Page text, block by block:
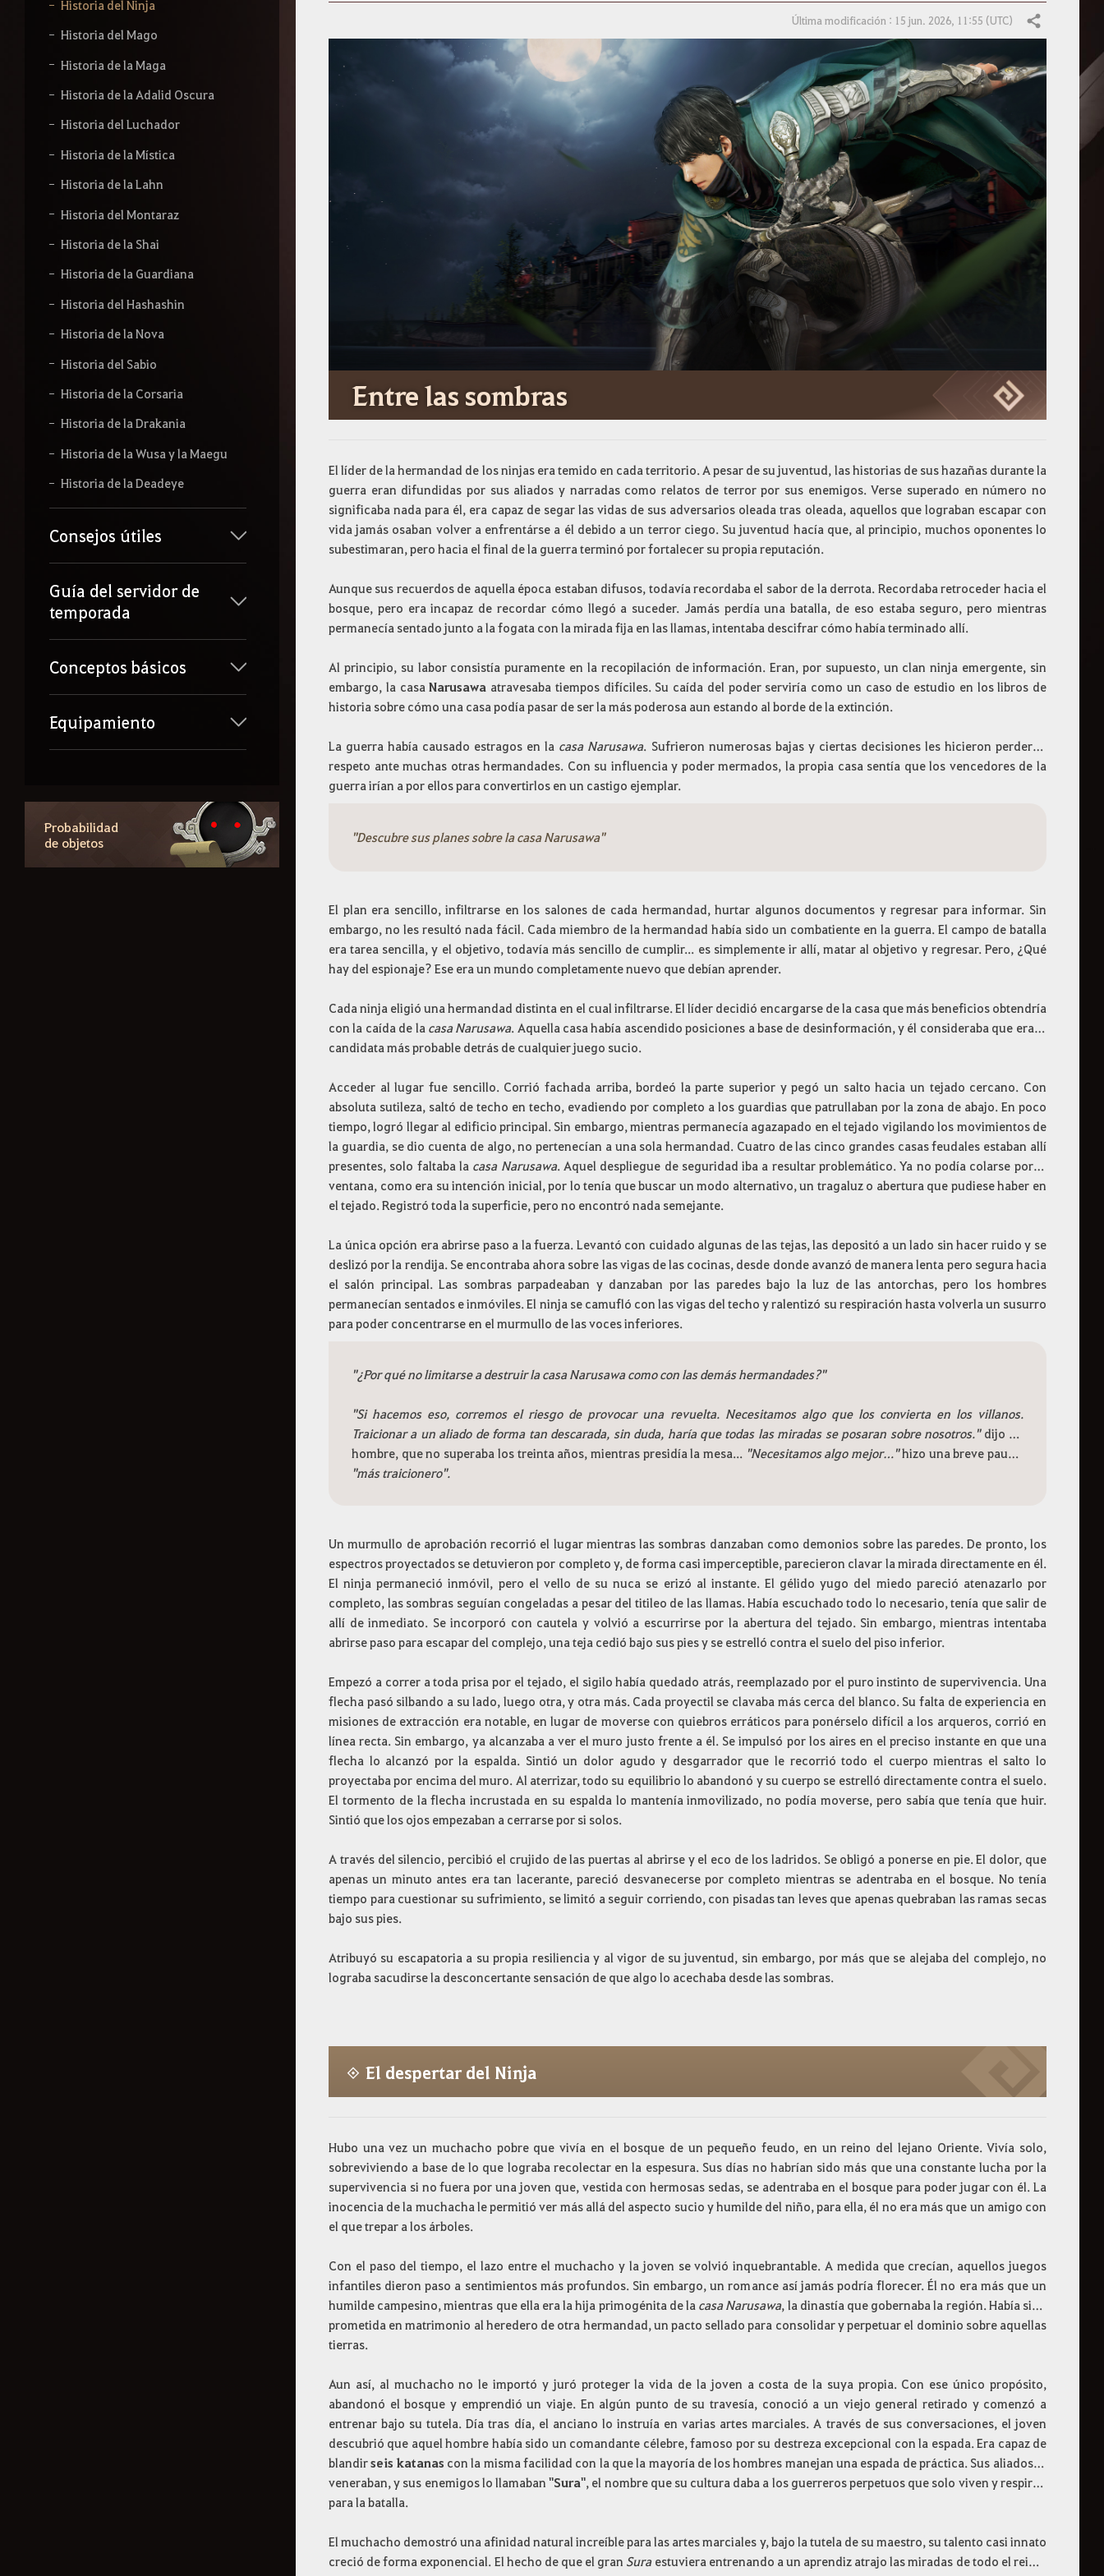
Historia del Ninja
Historia del Mago
Historia de la Maga
Historia de la Adalid Oscura
Historia del Luchador
Historia de la Mística
Historia de la Lahn
Historia del Montaraz
Historia de la Shai
Historia de la Guardiana
Historia del Hashashin
Historia de la Nova
Historia del Sabio
Historia de la Corsaria
Historia de la Drakania
Historia de la Wusa y la Maegu
Historia de la Deadeye
Consejos útiles
Guía del servidor de
temporada
Conceptos básicos
Equipamiento
juego
Comunidad
Probabilidad
de objetos
Última modificación : 15 jun. 2026, 11:55 (UTC) Compartir
Entre las sombras
El líder de la hermandad de los ninjas era temido en cada territorio. A pesar de su juventud, las historias de sus hazañas durante la
guerra eran difundidas por sus aliados y narradas como relatos de terror por sus enemigos. Verse superado en número no
significaba nada para él, era capaz de segar las vidas de sus adversarios oleada tras oleada, aquellos que lograban escapar con
vida jamás osaban volver a enfrentárse a él debido a un terror ciego. Su juventud hacía que, al principio, muchos oponentes lo
subestimaran, pero hacia el final de la guerra terminó por fortalecer su propia reputación.
Aunque sus recuerdos de aquella época estaban difusos, todavía recordaba el sabor de la derrota. Recordaba retroceder hacia el
bosque, pero era incapaz de recordar cómo llegó a suceder. Jamás perdía una batalla, de eso estaba seguro, pero mientras
permanecía sentado junto a la fogata con la mirada fija en las llamas, intentaba descifrar cómo había terminado allí.
Al principio, su labor consistía puramente en la recopilación de información. Eran, por supuesto, un clan ninja emergente, sin
embargo, la casaNarusawa atravesaba tiempos difíciles. Su caída del poder serviría como un caso de estudio en los libros de
historia sobre cómo una casa podía pasar de ser la más poderosa aun estando al borde de la extinción.
La guerra había causado estragos en la casa Narusawa. Sufrieron numerosas bajas y ciertas decisiones les hicieron perder el
respeto ante muchas otras hermandades. Con su influencia y poder mermados, la propia casa sentía que los vencedores de la
guerra irían a por ellos para convertirlos en un castigo ejemplar.
"Descubre sus planes sobre la casa Narusawa"
El plan era sencillo, infiltrarse en los salones de cada hermandad, hurtar algunos documentos y regresar para informar. Sin
embargo, no les resultó nada fácil. Cada miembro de la hermandad había sido un combatiente en la guerra. El campo de batalla
era tarea sencilla, y el objetivo, todavía más sencillo de cumplir... es simplemente ir allí, matar al objetivo y regresar. Pero, ¿Qué
hay del espionaje? Ese era un mundo completamente nuevo que debían aprender.
Cada ninja eligió una hermandad distinta en el cual infiltrarse. El líder decidió encargarse de la casa que más beneficios obtendría
con la caída de la casa Narusawa. Aquella casa había ascendido posiciones a base de desinformación, y él consideraba que era la
candidata más probable detrás de cualquier juego sucio.
Acceder al lugar fue sencillo. Corrió fachada arriba, bordeó la parte superior y pegó un salto hacia un tejado cercano. Con
absoluta sutileza, saltó de techo en techo, evadiendo por completo a los guardias que patrullaban por la zona de abajo. En poco
tiempo, logró llegar al edificio principal. Sin embargo, mientras permanecía agazapado en el tejado vigilando los movimientos de
la guardia, se dio cuenta de algo, no pertenecían a una sola hermandad. Cuatro de las cinco grandes casas feudales estaban allí
presentes, solo faltaba la casa Narusawa. Aquel despliegue de seguridad iba a resultar problemático. Ya no podía colarse por la
ventana, como era su intención inicial, por lo tenía que buscar un modo alternativo, un tragaluz o abertura que pudiese haber en
el tejado. Registró toda la superficie, pero no encontró nada semejante.
La única opción era abrirse paso a la fuerza. Levantó con cuidado algunas de las tejas, las depositó a un lado sin hacer ruido y se
deslizó por la rendija. Se encontraba ahora sobre las vigas de las cocinas, desde donde avanzó de manera lenta pero segura hacia
el salón principal. Las sombras parpadeaban y danzaban por las paredes bajo la luz de las antorchas, pero los hombres
permanecían sentados e inmóviles. El ninja se camufló con las vigas del techo y ralentizó su respiración hasta volverla un susurro
para poder concentrarse en el murmullo de las voces inferiores.
"¿Por qué no limitarse a destruir la casa Narusawa como con las demás hermandades?"
"Si hacemos eso, corremos el riesgo de provocar una revuelta. Necesitamos algo que los convierta en los villanos.
Traicionar a un aliado de forma tan descarada, sin duda, haría que todas las miradas se posaran sobre nosotros."dijo un
hombre, que no superaba los treinta años, mientras presidía la mesa... "Necesitamos algo mejor…"hizo una breve pausa,
"más traicionero".
Un murmullo de aprobación recorrió el lugar mientras las sombras danzaban como demonios sobre las paredes. De pronto, los
espectros proyectados se detuvieron por completo y, de forma casi imperceptible, parecieron clavar la mirada directamente en él.
El ninja permaneció inmóvil, pero el vello de su nuca se erizó al instante. El gélido yugo del miedo pareció atenazarlo por
completo, las sombras seguían congeladas a pesar del titileo de las llamas. Había escuchado todo lo necesario, tenía que salir de
allí de inmediato. Se incorporó con cautela y volvió a escurrirse por la abertura del tejado. Sin embargo, mientras intentaba
abrirse paso para escapar del complejo, una teja cedió bajo sus pies y se estrelló contra el suelo del piso inferior.
Empezó a correr a toda prisa por el tejado, el sigilo había quedado atrás, reemplazado por el puro instinto de supervivencia. Una
flecha pasó silbando a su lado, luego otra, y otra más. Cada proyectil se clavaba más cerca del blanco. Su falta de experiencia en
misiones de extracción era notable, en lugar de moverse con quiebros erráticos para ponérselo difícil a los arqueros, corrió en
línea recta. Sin embargo, ya alcanzaba a ver el muro justo frente a él. Se impulsó por los aires en el preciso instante en que una
flecha lo alcanzó por la espalda. Sintió un dolor agudo y desgarrador que le recorrió todo el cuerpo mientras el salto lo
proyectaba por encima del muro. Al aterrizar, todo su equilibrio lo abandonó y su cuerpo se estrelló directamente contra el suelo.
El tormento de la flecha incrustada en su espalda lo mantenía inmovilizado, no podía moverse, pero sabía que tenía que huir.
Sintió que los ojos empezaban a cerrarse por si solos.
A través del silencio, percibió el crujido de las puertas al abrirse y el eco de los ladridos. Se obligó a ponerse en pie. El dolor, que
apenas un minuto antes era tan lacerante, pareció desvanecerse por completo mientras se adentraba en el bosque. No tenía
tiempo para cuestionar su sufrimiento, se limitó a seguir corriendo, con pisadas tan leves que apenas quebraban las ramas secas
bajo sus pies.
Atribuyó su escapatoria a su propia resiliencia y al vigor de su juventud, sin embargo, por más que se alejaba del complejo, no
lograba sacudirse la desconcertante sensación de que algo lo acechaba desde las sombras.
◈ El despertar del Ninja
Hubo una vez un muchacho pobre que vivía en el bosque de un pequeño feudo, en un reino del lejano Oriente. Vivía solo,
sobreviviendo a base de lo que lograba recolectar en la espesura. Sus días no habrían sido más que una constante lucha por la
supervivencia si no fuera por una joven que, vestida con hermosas sedas, se adentraba en el bosque para poder jugar con él. La
inocencia de la muchacha le permitió ver más allá del aspecto sucio y humilde del niño, para ella, él no era más que un amigo con
el que trepar a los árboles.
Con el paso del tiempo, el lazo entre el muchacho y la joven se volvió inquebrantable. A medida que crecían, aquellos juegos
infantiles dieron paso a sentimientos más profundos. Sin embargo, un romance así jamás podría florecer. Él no era más que un
humilde campesino, mientras que ella era la hija primogénita de la casa Narusawa, la dinastía que gobernaba la región. Había sido
prometida en matrimonio al heredero de otra hermandad, un pacto sellado para consolidar y perpetuar el dominio sobre aquellas
tierras.
Aun así, al muchacho no le importó y juró proteger la vida de la joven a costa de la suya propia. Con ese único propósito,
abandonó el bosque y emprendió un viaje. En algún punto de su travesía, conoció a un viejo general retirado y comenzó a
entrenar bajo su tutela. Día tras día, el anciano lo instruía en varias artes marciales. A través de sus conversaciones, el joven
descubrió que aquel hombre había sido un comandante célebre, famoso por su destreza excepcional con la espada. Era capaz de
blandirseis katanas con la misma facilidad con la que la mayoría de los hombres manejan una espada de práctica. Sus aliados lo
veneraban, y sus enemigos lo llamaban "Sura", el nombre que su cultura daba a los guerreros perpetuos que solo viven y respiran
para la batalla.
El muchacho demostró una afinidad natural increíble para las artes marciales y, bajo la tutela de su maestro, su talento casi innato
creció de forma exponencial. El hecho de que el gran Sura estuviera entrenando a un aprendiz atrajo las miradas de todo el reino.